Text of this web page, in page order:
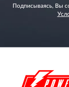
Подписываясь, Вы